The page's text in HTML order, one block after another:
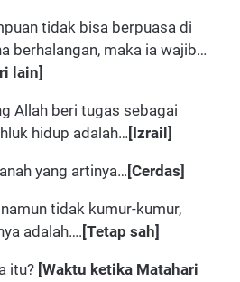
tidak bisa berpuasa di
berhalangan, maka ia wajib…
lain]
Allah beri tugas sebagai
hidup adalah… [Izrail]
yang artinya… [Cerdas]
tidak kumur-kumur,
adalah…. [Tetap sah]
itu? [Waktu ketika Matahari